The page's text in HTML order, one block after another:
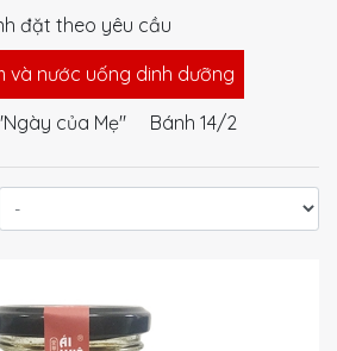
đặt theo yêu cầu
và nước uống dinh dưỡng
của Mẹ" Bánh 14/2